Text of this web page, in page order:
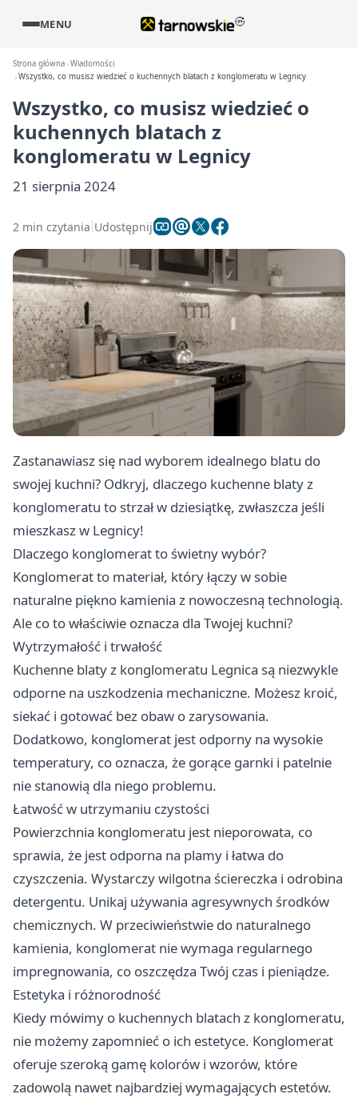
MENU
Strona główna Wiadomości
Wszystko, co musisz wiedzieć o kuchennych blatach z konglomeratu w Legnicy
Wszystko, co musisz wiedzieć o
kuchennych blatach z
konglomeratu w Legnicy
21 sierpnia 2024
2 min czytania Udostępnij
Zastanawiasz się nad wyborem idealnego blatu do
swojej kuchni? Odkryj, dlaczego kuchenne blaty z
konglomeratu to strzał w dziesiątkę, zwłaszcza jeśli
mieszkasz w Legnicy!
Dlaczego konglomerat to świetny wybór?
Konglomerat to materiał, który łączy w sobie
naturalne piękno kamienia z nowoczesną technologią.
Ale co to właściwie oznacza dla Twojej kuchni?
Wytrzymałość i trwałość
Kuchenne blaty z konglomeratu Legnica są niezwykle
odporne na uszkodzenia mechaniczne. Możesz kroić,
siekać i gotować bez obaw o zarysowania.
Dodatkowo, konglomerat jest odporny na wysokie
temperatury, co oznacza, że gorące garnki i patelnie
nie stanowią dla niego problemu.
Łatwość w utrzymaniu czystości
Powierzchnia konglomeratu jest nieporowata, co
sprawia, że jest odporna na plamy i łatwa do
czyszczenia. Wystarczy wilgotna ściereczka i odrobina
detergentu. Unikaj używania agresywnych środków
chemicznych. W przeciwieństwie do naturalnego
kamienia, konglomerat nie wymaga regularnego
impregnowania, co oszczędza Twój czas i pieniądze.
Estetyka i różnorodność
Kiedy mówimy o kuchennych blatach z konglomeratu,
nie możemy zapomnieć o ich estetyce. Konglomerat
oferuje szeroką gamę kolorów i wzorów, które
zadowolą nawet najbardziej wymagających estetów.